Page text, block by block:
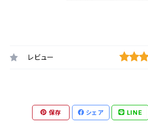
レビュー
保存 シェア LINE